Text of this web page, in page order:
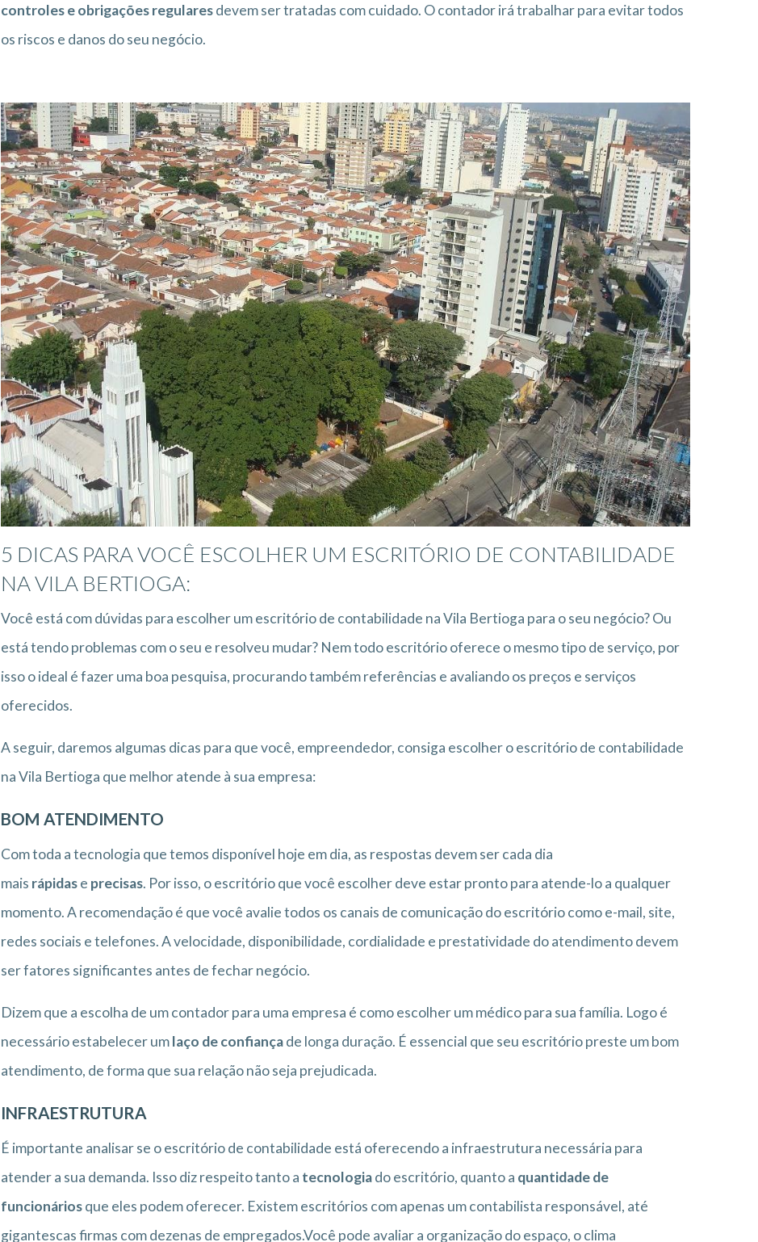
controles e obrigações regularesdevem ser tratadas com cuidado. O contador irá trabalhar para evitar todos
os riscos e danos do seu negócio.
5 DICAS PARA VOCÊ ESCOLHER UM ESCRITÓRIO DE CONTABILIDADE
NA VILA BERTIOGA:
Você está com dúvidas para escolher um escritório de contabilidade na Vila Bertioga para o seu negócio? Ou
está tendo problemas com o seu e resolveu mudar? Nem todo escritório oferece o mesmo tipo de serviço, por
isso o ideal é fazer uma boa pesquisa, procurando também referências e avaliando os preços e serviços
oferecidos.
A seguir, daremos algumas dicas para que você, empreendedor, consiga escolher o escritório de contabilidade
na Vila Bertioga que melhor atende à sua empresa:
BOM ATENDIMENTO
Com toda a tecnologia que temos disponível hoje em dia, as respostas devem ser cada dia
mais rápidase precisas. Por isso, o escritório que você escolher deve estar pronto para atende-lo a qualquer
momento. A recomendação é que você avalie todos os canais de comunicação do escritório como e-mail, site,
redes sociais e telefones. A velocidade, disponibilidade, cordialidade e prestatividade do atendimento devem
ser fatores significantes antes de fechar negócio.
Dizem que a escolha de um contador para uma empresa é como escolher um médico para sua família. Logo é
necessário estabelecer umlaço de confiançade longa duração. É essencial que seu escritório preste um bom
atendimento, de forma que sua relação não seja prejudicada.
INFRAESTRUTURA
É importante analisar se o escritório de contabilidade está oferecendo a infraestrutura necessária para
atender a sua demanda. Isso diz respeito tanto a tecnologiado escritório, quanto a quantidade de
funcionáriosque eles podem oferecer. Existem escritórios com apenas um contabilista responsável, até
gigantescas firmas com dezenas de empregados.Você pode avaliar a organização do espaço, o clima